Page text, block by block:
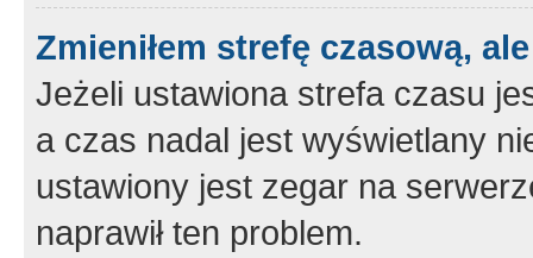
Zmieniłem strefę czasową,
Jeżeli ustawiona strefa czasu
a czas nadal jest wyświetlany
ustawiony jest zegar na
naprawił ten problem.